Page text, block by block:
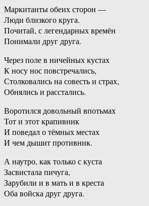
Маркитанты обеих сторон —
Люди близкого круга.
Почитай, с легендарных времён
Понимали друг друга.
Через поле в ничейных кустах
К носу нос повстречались,
Столковались на совесть и страх,
Обнялись и расстались.
Воротился довольный впотьмах
Тот и этот крапивник
И поведал о тёмных местах
И чем дышит противник.
А наутро, как только с куста
Засвистала пичуга,
Зарубили и в мать и в креста
Оба войска друг друга.